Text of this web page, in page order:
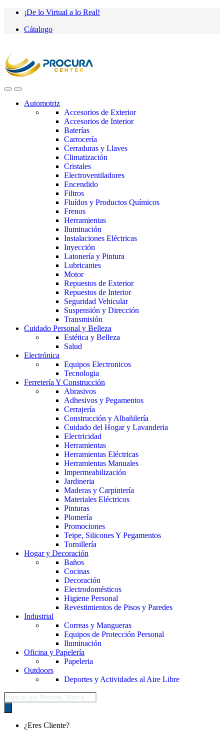
Saltar
navegación
saltar
contenido
¡De lo Virtual a lo Real!
Cátalogo
Automotriz
Accesorios de Exterior
Accesorios de Interior
Baterías
Carrocería
Cerraduras y Llaves
Climatización
Cristales
Electroventiladores
Encendido
Filtros
Fluídos y Productos Químicos
Frenos
Herramientas
Iluminación
Instalaciones Eléctricas
Inyección
Latonería y Pintura
Lubricantes
Motor
Repuestos de Exterior
Repuestos de Interior
Seguridad Vehicular
Suspensión y Dirección
Transmisión
Cuidado Personal y Belleza
Estética y Belleza
Salud
Electrónica
Equipos Electronicos
Tecnologia
Ferretería Y Construcción
Abrasivos
Adhesivos y Pegamentos
Cerrajería
Construcción y Albañilería
Cuidado del Hogar y Lavanderia
Electricidad
Herramientas
Herramientas Eléctricas
Herramientas Manuales
Impermeabilización
Jardineria
Maderas y Carpintería
Materiales Eléctricos
Pinturas
Plomería
Promociones
Teipe, Silicones Y Pegamentos
Tornillería
Hogar y Decoración
Baños
Cocinas
Decoración
Electrodomésticos
Higiene Personal
Revestimientos de Pisos y Paredes
Industrial
Correas y Mangueras
Equipos de Protección Personal
Iluminación
Oficina y Papelería
Papeleria
Outdoors
Deportes y Actividades al Aire Libre
Búsqueda
de
productos
¿Eres Cliente?